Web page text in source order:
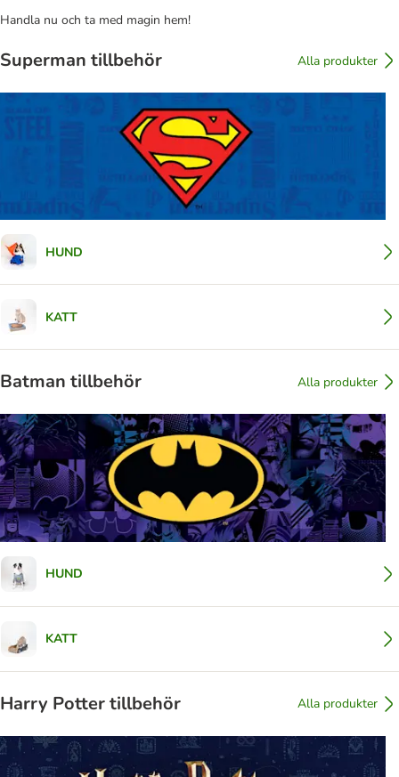
Handla nu och ta med magin hem!
Superman tillbehör Alla produkter
HUND
KATT
Batman tillbehör Alla produkter
HUND
KATT
Harry Potter tillbehör Alla produkter